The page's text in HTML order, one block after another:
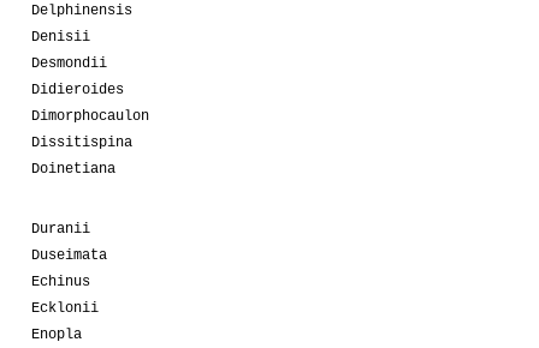
Delphinensis
Denisii
Desmondii
Didieroides
Dimorphocaulon
Dissitispina
Doinetiana
Duranii
Duseimata
Echinus
Ecklonii
Enopla